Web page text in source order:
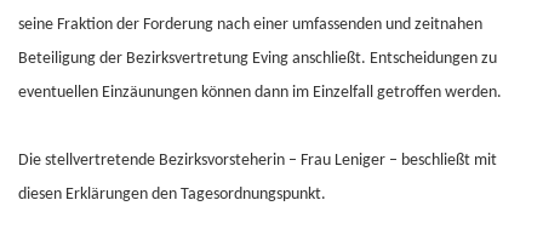
seine Fraktion der Forderung nach einer umfassenden und zeitnahen
Beteiligung der Bezirksvertretung Eving anschließt. Entscheidungen zu
eventuellen Einzäunungen können dann im Einzelfall getroffen werden.
Die stellvertretende Bezirksvorsteherin – Frau Leniger – beschließt mit
diesen Erklärungen den Tagesordnungspunkt.